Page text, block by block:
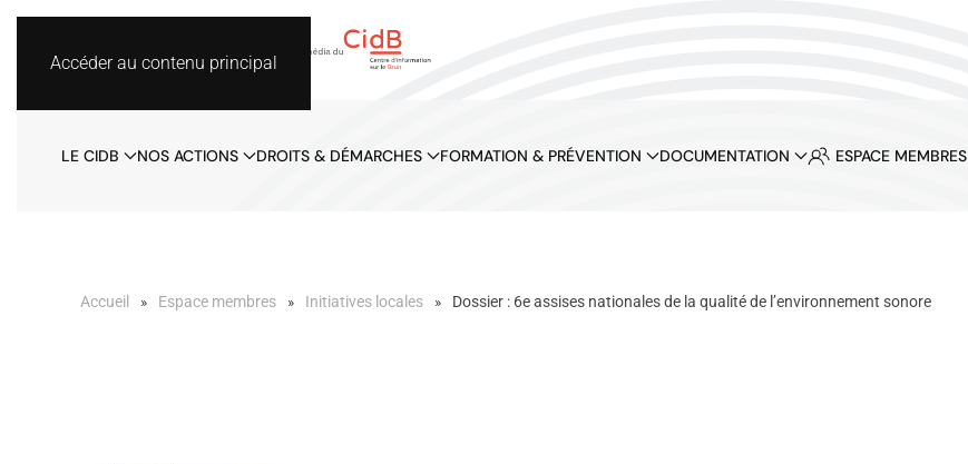
Accéder au contenu principal
LE CIDB NOS ACTIONS DROITS & DÉMARCHES FORMATION & PRÉVENTION DOCUMENTATION ESPACE MEMBRES
Accueil Espace membres Initiatives locales Dossier : 6e assises nationales de la qualité de l’environnement sonore